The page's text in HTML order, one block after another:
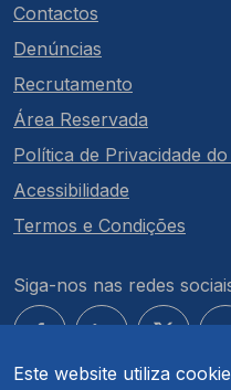
Este website utiliza
Contactos
Denúncias
Recrutamento
Área Reservada
Política de Privacidade
Acessibilidade
Termos e Condições
Siga-nos nas redes